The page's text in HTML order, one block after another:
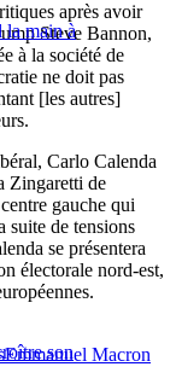
la main à
après avoir
Steve Bannon,
à la société de
ne doit pas
[les autres]
Carlo Calenda
Zingaretti de
gauche qui
suite de tensions
se présentera
électorale nord-est,
son
Emmanuel Macron